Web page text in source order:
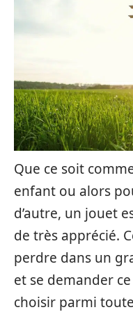
Que ce soit
enfant ou alors
d’autre, un jouet
de très apprécié.
perdre dans un
et se demander
choisir parmi